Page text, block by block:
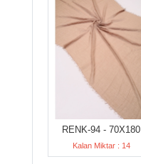
RENK-94 - 70X180
Kalan Miktar : 14